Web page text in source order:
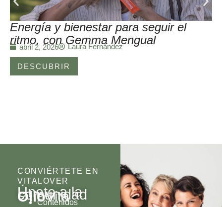
Energía y bienestar para seguir el
ritmo, con Gemma Mengual
abril 2, 2026 Laura Fernández
DESCUBRIR
CONVIÉRTETE EN
VITALOVER
Únete a la
comunidad
OlioVita
Contenidos